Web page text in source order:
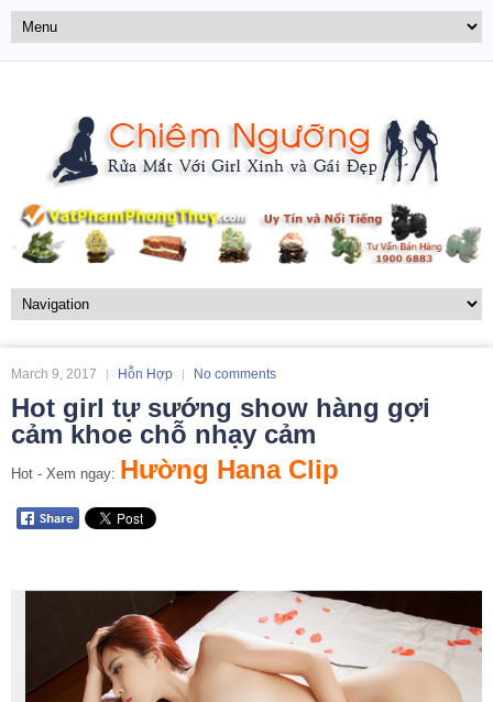
March 9, 2017 Hỗn Hợp No comments
Hot girl tự sướng show hàng gợi
cảm khoe chỗ nhạy cảm
Hot - Xem ngay: Hường Hana Clip